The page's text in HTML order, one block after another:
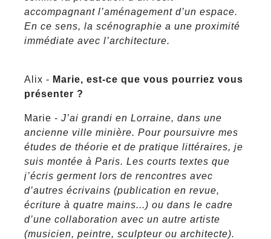
accompagnant l’aménagement d’un espace.
En ce sens, la scénographie a une proximité
immédiate avec l’architecture.
Alix - Marie, est-ce que vous pourriez vous
présenter ?
Marie - J’ai grandi en Lorraine, dans une
ancienne ville minière. Pour poursuivre mes
études de théorie et de pratique littéraires, je
suis montée à Paris. Les courts textes que
j’écris germent lors de rencontres avec
d’autres écrivains (publication en revue,
écriture à quatre mains...) ou dans le cadre
d’une collaboration avec un autre artiste
(musicien, peintre, sculpteur ou architecte).